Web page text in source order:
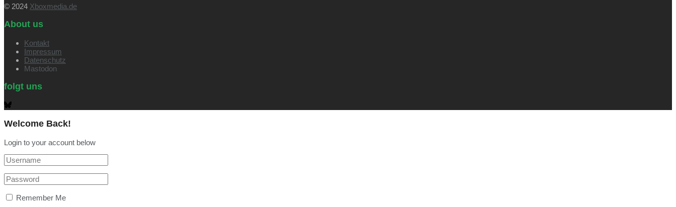
© 2024 Xboxmedia.de
About us
Kontakt
Impressum
Datenschutz
Mastodon
folgt uns
Welcome Back!
Login to your account below
Remember Me